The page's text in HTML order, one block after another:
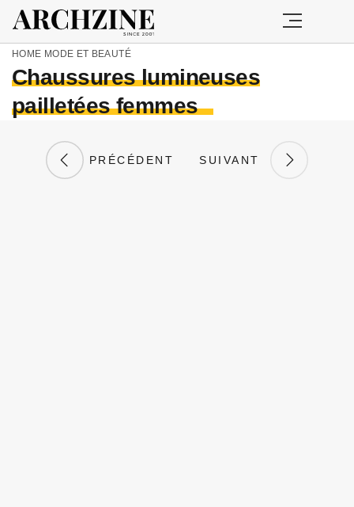
HOME MODE ET BEAUTÉ
Chaussures lumineuses
pailletées femmes
PRÉCÉDENT SUIVANT